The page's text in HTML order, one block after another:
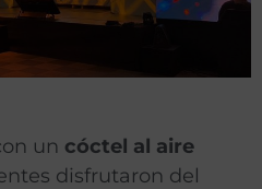
un cóctel al aire
disfrutaron del